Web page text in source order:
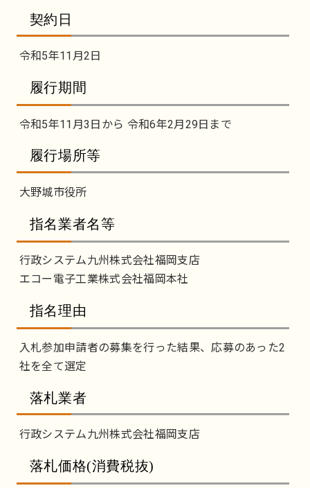
契約日
令和5年11月2日
履行期間
令和5年11月3日から 令和6年2月29日まで
履行場所等
大野城市役所
指名業者名等
行政システム九州株式会社福岡支店
エコー電子工業株式会社福岡本社
指名理由
入札参加申請者の募集を行った結果、応募のあった2
社を全て選定
落札業者
行政システム九州株式会社福岡支店
落札価格(消費税抜)